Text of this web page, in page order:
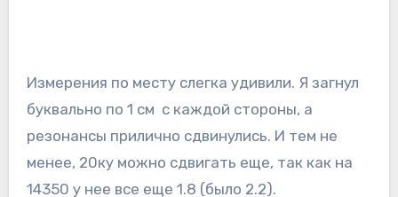
Измерения по месту слегка удивили. Я загнул
буквально по 1 см с каждой стороны, а
резонансы прилично сдвинулись. И тем не
менее, 20ку можно сдвигать еще, так как на
14350 у нее все еще 1.8 (было 2.2).